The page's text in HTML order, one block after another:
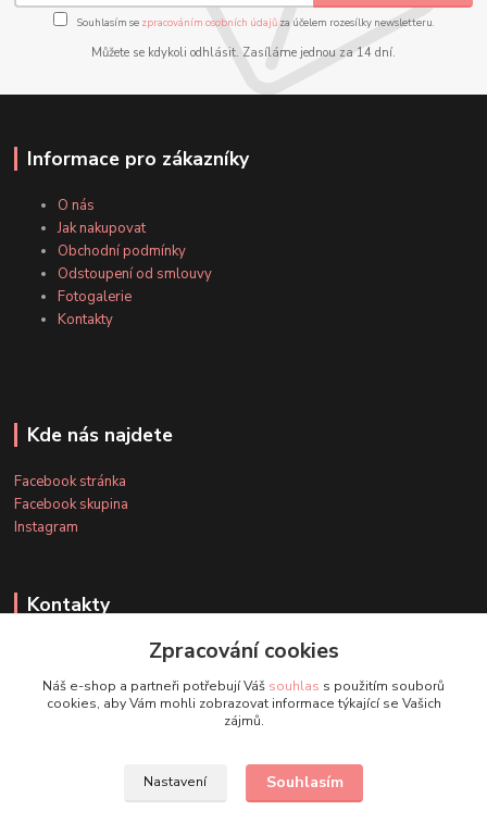
Souhlasím se zpracováním osobních údajůza účelem rozesílky newsletteru.
Můžete se kdykoli odhlásit. Zasíláme jednou za 14 dní.
Informace pro zákazníky
O nás
Jak nakupovat
Obchodní podmínky
Odstoupení od smlouvy
Fotogalerie
Kontakty
Kde nás najdete
Facebook stránka
Facebook skupina
Instagram
Kontakty
+420 607 163 127
(Po-Pá, 8-20 hod., So-Ne, 8-14 hod.)
Zpracování cookies
Náš e-shop a partneři potřebují Váš souhlas s použitím souborů
cookies, aby Vám mohli zobrazovat informace týkající se Vašich
zájmů.
Nastavení Souhlasím